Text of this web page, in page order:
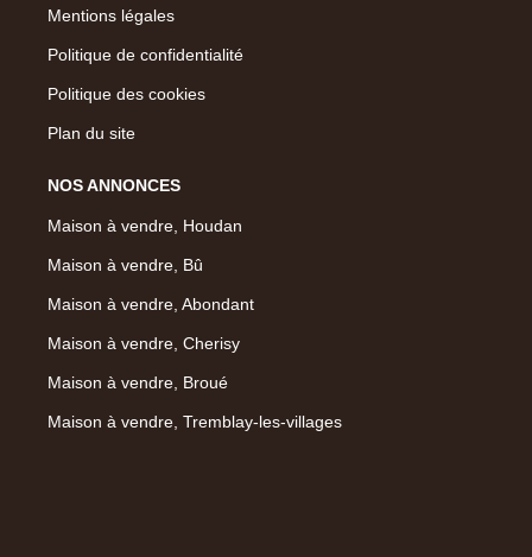
Mentions légales
Politique de confidentialité
Politique des cookies
Plan du site
NOS ANNONCES
Maison à vendre, Houdan
Maison à vendre, Bû
Maison à vendre, Abondant
Maison à vendre, Cherisy
Maison à vendre, Broué
Maison à vendre, Tremblay-les-villages